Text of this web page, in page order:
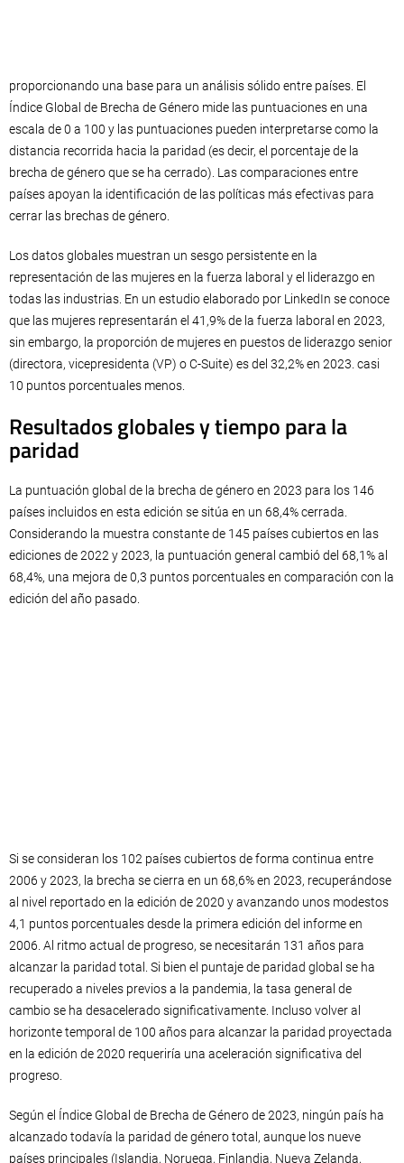
proporcionando una base para un análisis sólido entre países. El
Índice Global de Brecha de Género mide las puntuaciones en una
escala de 0 a 100 y las puntuaciones pueden interpretarse como la
distancia recorrida hacia la paridad (es decir, el porcentaje de la
brecha de género que se ha cerrado). Las comparaciones entre
países apoyan la identificación de las políticas más efectivas para
cerrar las brechas de género.
Los datos globales muestran un sesgo persistente en la
representación de las mujeres en la fuerza laboral y el liderazgo en
todas las industrias. En un estudio elaborado por LinkedIn se conoce
que las mujeres representarán el 41,9% de la fuerza laboral en 2023,
sin embargo, la proporción de mujeres en puestos de liderazgo senior
(directora, vicepresidenta (VP) o C-Suite) es del 32,2% en 2023. casi
10 puntos porcentuales menos.
Resultados globales y tiempo para la
paridad
La puntuación global de la brecha de género en 2023 para los 146
países incluidos en esta edición se sitúa en un 68,4% cerrada.
Considerando la muestra constante de 145 países cubiertos en las
ediciones de 2022 y 2023, la puntuación general cambió del 68,1% al
68,4%, una mejora de 0,3 puntos porcentuales en comparación con la
edición del año pasado.
Si se consideran los 102 países cubiertos de forma continua entre
2006 y 2023, la brecha se cierra en un 68,6% en 2023, recuperándose
al nivel reportado en la edición de 2020 y avanzando unos modestos
4,1 puntos porcentuales desde la primera edición del informe en
2006. Al ritmo actual de progreso, se necesitarán 131 años para
alcanzar la paridad total. Si bien el puntaje de paridad global se ha
recuperado a niveles previos a la pandemia, la tasa general de
cambio se ha desacelerado significativamente. Incluso volver al
horizonte temporal de 100 años para alcanzar la paridad proyectada
en la edición de 2020 requeriría una aceleración significativa del
progreso.
Según el Índice Global de Brecha de Género de 2023, ningún país ha
alcanzado todavía la paridad de género total, aunque los nueve
países principales (Islandia, Noruega, Finlandia, Nueva Zelanda,